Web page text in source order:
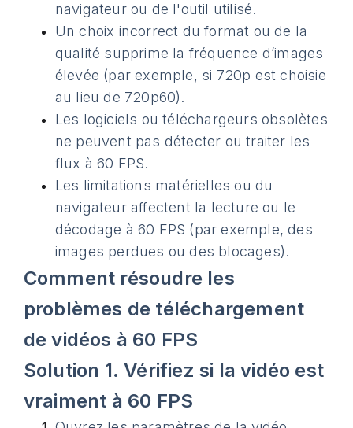
navigateur ou de l'outil utilisé.
Un choix incorrect du format ou de la
qualité supprime la fréquence d’images
élevée (par exemple, si 720p est choisie
au lieu de 720p60).
Les logiciels ou téléchargeurs obsolètes
ne peuvent pas détecter ou traiter les
flux à 60 FPS.
Les limitations matérielles ou du
navigateur affectent la lecture ou le
décodage à 60 FPS (par exemple, des
images perdues ou des blocages).
Comment résoudre les
problèmes de téléchargement
de vidéos à 60 FPS
Solution 1. Vérifiez si la vidéo est
vraiment à 60 FPS